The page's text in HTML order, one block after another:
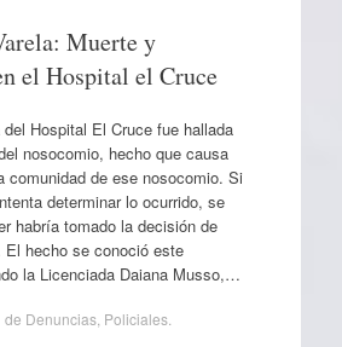
Muerte y
el Hospital el Cruce
del Hospital El Cruce fue hallada
nosocomio, hecho que causa
comunidad de ese nosocomio. Si
determinar lo ocurrido, se
habría tomado la decisión de
hecho se conoció este
la Licenciada Daiana Musso,…
de Denuncias, Policiales.